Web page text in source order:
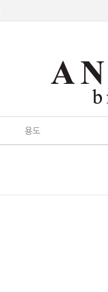
용도